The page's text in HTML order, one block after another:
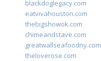
blackdoglegacy.com
eatvivahouston.com
thebigshowok.com
chimeandstave.com
greatwallseafoodny.com
theloverose.com